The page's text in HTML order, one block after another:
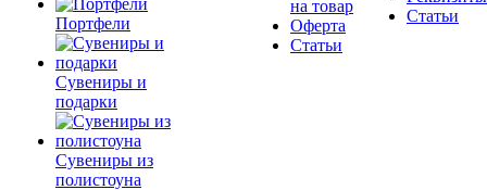
Портфели
Сувениры и
подарки
Сувениры из
полистоуна
на товар
Оферта
Статьи
Статьи